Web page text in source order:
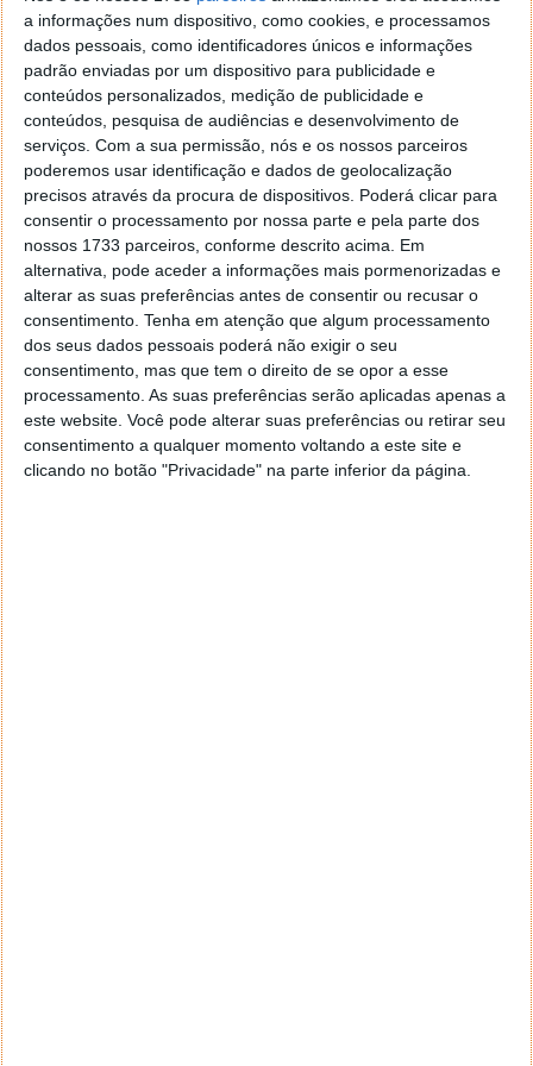
a informações num dispositivo, como cookies, e processamos
dados pessoais, como identificadores únicos e informações
padrão enviadas por um dispositivo para publicidade e
conteúdos personalizados, medição de publicidade e
conteúdos, pesquisa de audiências e desenvolvimento de
serviços. Com a sua permissão, nós e os nossos parceiros
poderemos usar identificação e dados de geolocalização
precisos através da procura de dispositivos. Poderá clicar para
consentir o processamento por nossa parte e pela parte dos
nossos 1733 parceiros, conforme descrito acima. Em
alternativa, pode aceder a informações mais pormenorizadas e
alterar as suas preferências antes de consentir ou recusar o
consentimento. Tenha em atenção que algum processamento
dos seus dados pessoais poderá não exigir o seu
consentimento, mas que tem o direito de se opor a esse
processamento. As suas preferências serão aplicadas apenas a
este website. Você pode alterar suas preferências ou retirar seu
consentimento a qualquer momento voltando a este site e
clicando no botão "Privacidade" na parte inferior da página.
1,55 V.
A comunicação com o exterior é feita por
backscattering: uma antena externa emite ondas de
rádio de ultra-alta frequência que são moduladas
pelo sensor e devolvidas, permitindo calcular a
temperatura em tempo real, com uma leitura por
segundo.